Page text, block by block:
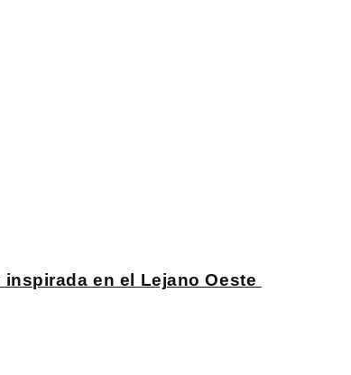
en el Lejano Oeste